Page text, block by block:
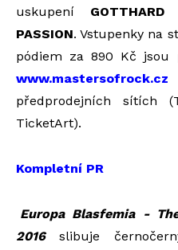
uskupení GOTTHARD
PASSION. Vstupenky na
pódiem za 890 Kč jsou
www.mastersofrock.cz
předprodejních sítích
TicketArt).
Kompletní PR
Europa Blasfemia -
2016slibuje